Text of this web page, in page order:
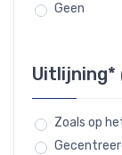
Geen
Uitlijning*
Zoals op